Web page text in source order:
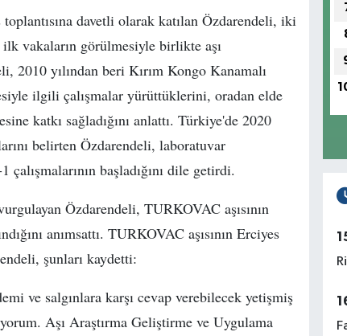
davetli olarak katılan Özdarendeli, iki
vakaların görülmesiyle birlikte aşı
2010 yılından beri Kırım Kongo Kanamalı
ilgili çalışmalar yürüttüklerini, oradan elde
katkı sağladığını anlattı. Türkiye'de 2020
belirten Özdarendeli, laboratuvar
çalışmalarının başladığını dile getirdi.
Özdarendeli, TURKOVAC aşısının
anımsattı. TURKOVAC aşısının Erciyes
şunları kaydetti:
ve salgınlara karşı cevap verebilecek yetişmiş
Aşı Araştırma Geliştirme ve Uygulama